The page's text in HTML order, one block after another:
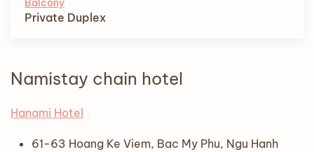
Balcony
Private Duplex
Namistay chain hotel
Hanami Hotel
61-63 Hoang Ke Viem, Bac My Phu, Ngu Hanh